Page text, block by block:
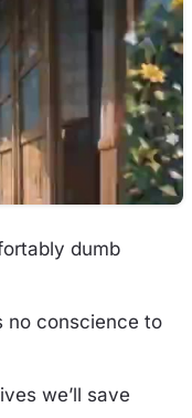
dumb
no conscience to
we’ll save